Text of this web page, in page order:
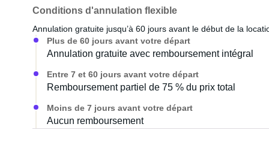
Nous vous remettrons le camping-car entièrement
premiers instants. Si vous le souhaitez, nous serons
Engadine, dans le Sud de la France ou en Sardaigne !
Bon à savoir
• Animaux de compagnie bienvenus (merci d'apporter
Conditions d'annulation flexible
Annulation gratuite jusqu’à 60 jours avant le début de la
Plus de 60 jours avant votre départ
Annulation gratuite avec remboursement intégral
Entre 7 et 60 jours avant votre départ
Remboursement partiel de 75 % du prix total
Moins de 7 jours avant votre départ
Aucun remboursement